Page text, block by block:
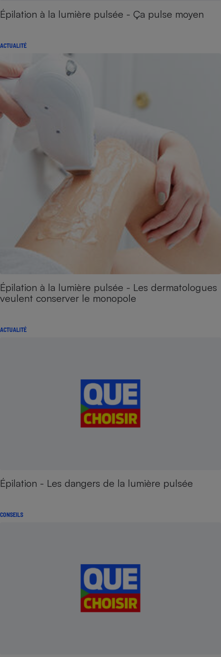
Épilation à la lumière pulsée - Ça pulse moyen
ACTUALITÉ
Épilation à la lumière pulsée - Les dermatologues
veulent conserver le monopole
ACTUALITÉ
Épilation - Les dangers de la lumière pulsée
CONSEILS